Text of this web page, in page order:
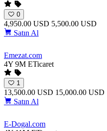
0
4,950.00 USD 5,500.00 USD
Satın Al
Emezat.com
4Y 9M ETicaret
1
13,500.00 USD 15,000.00 USD
Satın Al
E-Dogal.com